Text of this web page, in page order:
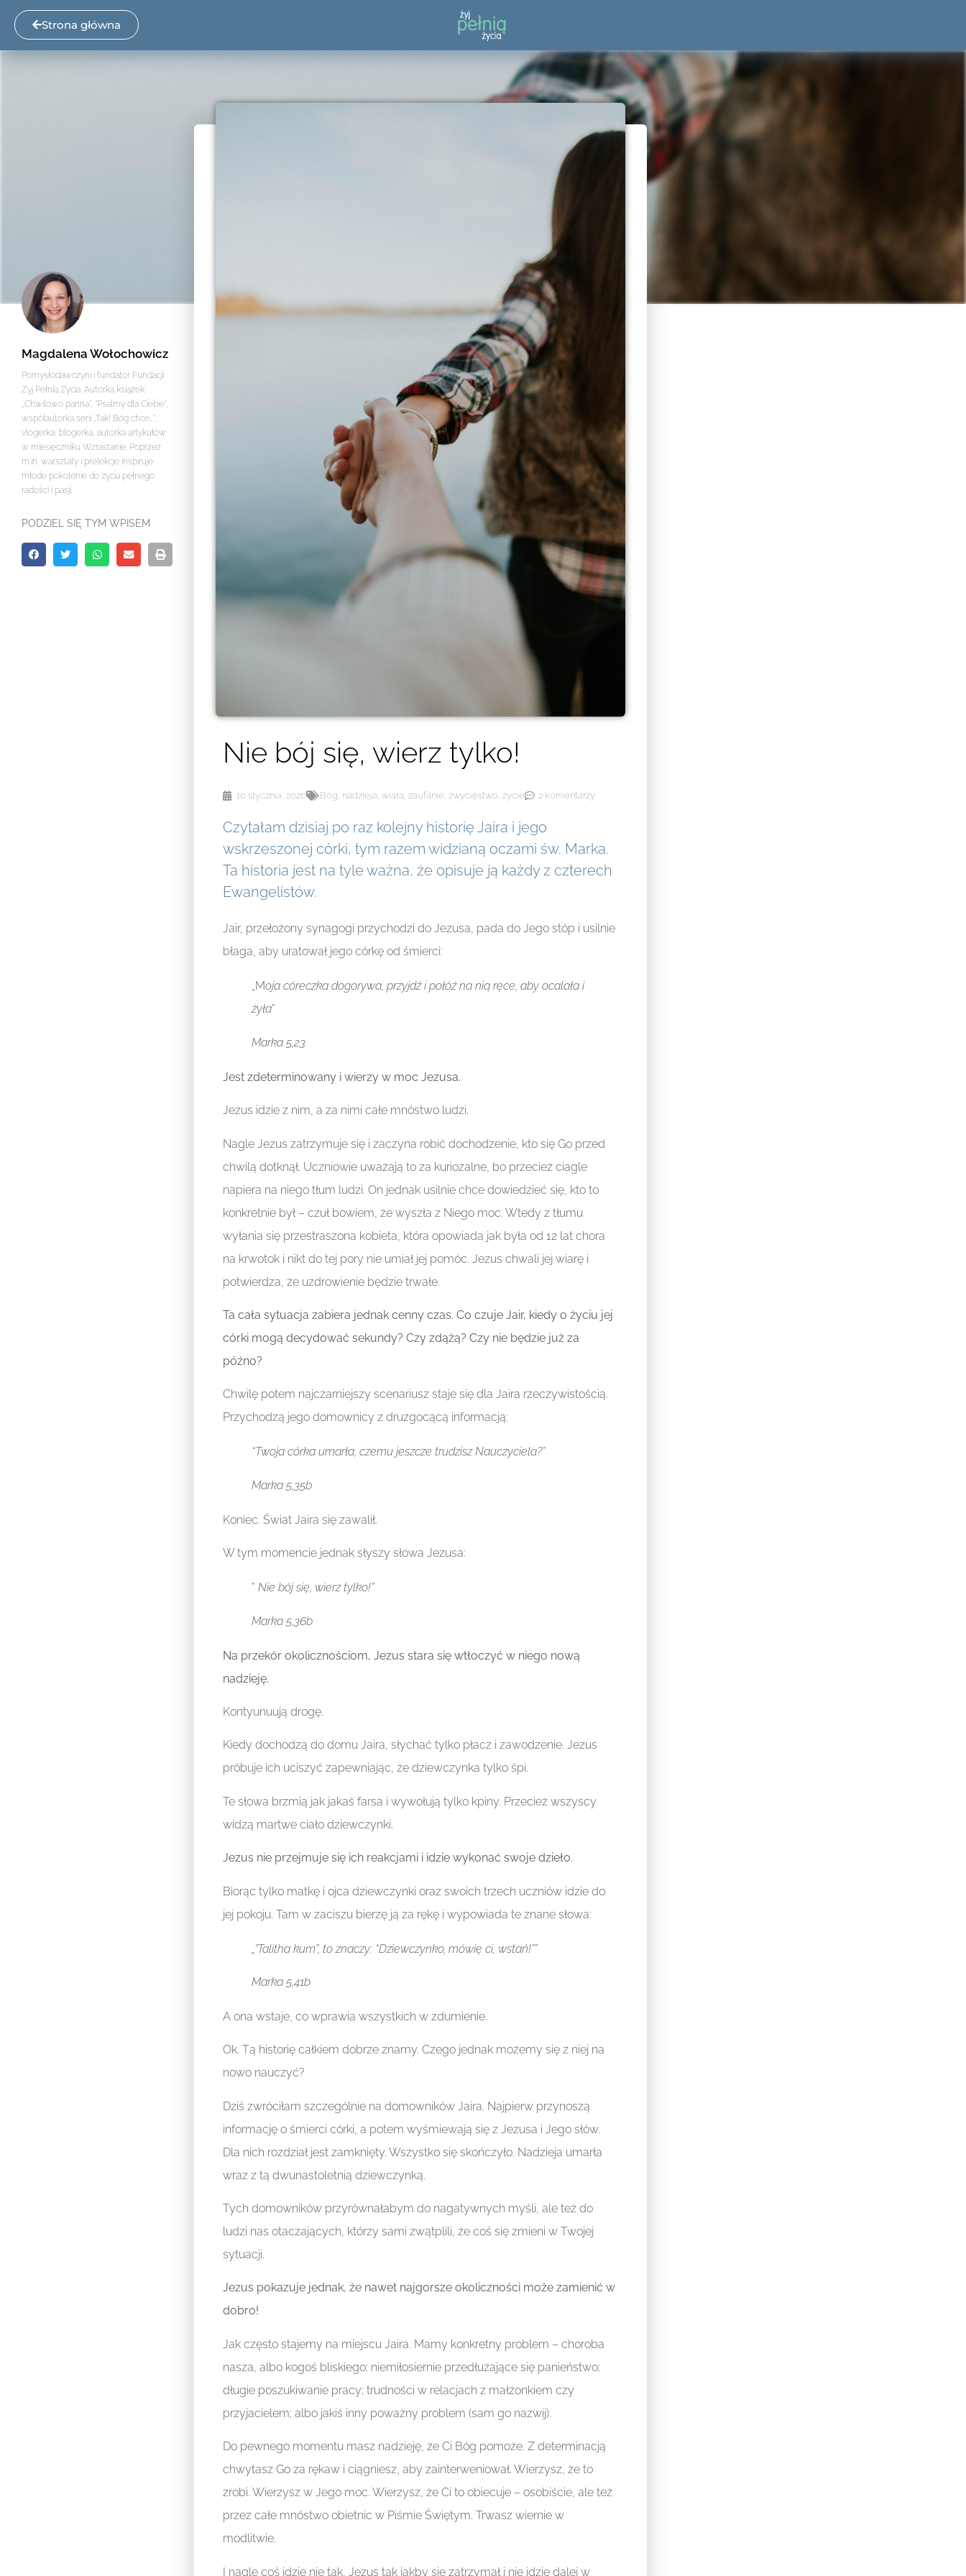
Strona główna
Magdalena Wołochowicz
Pomysłodawczyni i fundator Fundacji
Żyj Pełnią Życia. Autorka książek:
„Chwilowo panna”, “Psalmy dla Ciebie”,
współautorka serii „Tak! Bóg chce…”,
vlogerka, blogerka, autorka artykułów
w miesięczniku Wzrastanie. Poprzez
m.in. warsztaty i prelekcje inspiruje
młode pokolenie do życia pełnego
radości i pasji.
PODZIEL SIĘ TYM WPISEM
Nie bój się, wierz tylko!
10 stycznia, 2020 Bóg, nadzieja, wiara, zaufanie, zwycięstwo, życie 2 komentarzy
Czytałam dzisiaj po raz kolejny historię Jaira i jego
wskrzeszonej córki, tym razem widzianą oczami św. Marka.
Ta historia jest na tyle ważna, że opisuje ją każdy z czterech
Ewangelistów.
Jair, przełożony synagogi przychodzi do Jezusa, pada do Jego stóp i usilnie
błaga, aby uratował jego córkę od śmierci:
„Moja córeczka dogorywa, przyjdź i połóż na nią ręce, aby ocalała i
żyła”
Marka 5,23
Jest zdeterminowany i wierzy w moc Jezusa.
Jezus idzie z nim, a za nimi całe mnóstwo ludzi.
Nagle Jezus zatrzymuje się i zaczyna robić dochodzenie, kto się Go przed
chwilą dotknął. Uczniowie uważają to za kuriozalne, bo przecież ciagle
napiera na niego tłum ludzi. On jednak usilnie chce dowiedzieć się, kto to
konkretnie był – czuł bowiem, że wyszła z Niego moc. Wtedy z tłumu
wyłania się przestraszona kobieta, która opowiada jak była od 12 lat chora
na krwotok i nikt do tej pory nie umiał jej pomóc. Jezus chwali jej wiarę i
potwierdza, że uzdrowienie będzie trwałe.
Ta cała sytuacja zabiera jednak cenny czas. Co czuje Jair, kiedy o życiu jej
córki mogą decydować sekundy? Czy zdążą? Czy nie będzie już za
późno?
Chwilę potem najczarniejszy scenariusz staje się dla Jaira rzeczywistością.
Przychodzą jego domownicy z druzgocącą informacją:
“Twoja córka umarła, czemu jeszcze trudzisz Nauczyciela?”
Marka 5,35b
Koniec. Świat Jaira się zawalił.
W tym momencie jednak słyszy słowa Jezusa:
” Nie bój się, wierz tylko!”
Marka 5,36b
Na przekór okolicznościom, Jezus stara się wtłoczyć w niego nową
nadzieję.
Kontyunuują drogę.
Kiedy dochodzą do domu Jaira, słychać tylko płacz i zawodzenie. Jezus
próbuje ich uciszyć zapewniając, że dziewczynka tylko śpi.
Te słowa brzmią jak jakaś farsa i wywołują tylko kpiny. Przecież wszyscy
widzą martwe ciało dziewczynki.
Jezus nie przejmuje się ich reakcjami i idzie wykonać swoje dzieło.
Biorąc tylko matkę i ojca dziewczynki oraz swoich trzech uczniów idzie do
jej pokoju. Tam w zaciszu bierzę ją za rękę i wypowiada te znane słowa:
„”Talitha kum”, to znaczy: “Dziewczynko, mówię ci, wstań!””
Marka 5,41b
A ona wstaje, co wprawia wszystkich w zdumienie.
Ok. Tą historię całkiem dobrze znamy. Czego jednak możemy się z niej na
nowo nauczyć?
Dziś zwróciłam szczególnie na domowników Jaira. Najpierw przynoszą
informację o śmierci córki, a potem wyśmiewają się z Jezusa i Jego słów.
Dla nich rozdział jest zamknięty. Wszystko się skończyło. Nadzieja umarła
wraz z tą dwunastoletnią dziewczynką.
Tych domowników przyrównałabym do nagatywnych myśli, ale też do
ludzi nas otaczających, którzy sami zwątplili, że coś się zmieni w Twojej
sytuacji.
Jezus pokazuje jednak, że nawet najgorsze okoliczności może zamienić w
dobro!
Jak często stajemy na miejscu Jaira. Mamy konkretny problem – choroba
nasza, albo kogoś bliskiego; niemiłosiernie przedłużające się panieństwo;
długie poszukiwanie pracy; trudności w relacjach z małżonkiem czy
przyjacielem; albo jakiś inny poważny problem (sam go nazwij).
Do pewnego momentu masz nadzieję, że Ci Bóg pomoże. Z determinacją
chwytasz Go za rękaw i ciągniesz, aby zainterweniował. Wierzysz, że to
zrobi. Wierzysz w Jego moc. Wierzysz, że Ci to obiecuje – osobiście, ale też
przez całe mnóstwo obietnic w Piśmie Świętym. Trwasz wiernie w
modlitwie.
I nagle coś idzie nie tak, Jezus tak jakby się zatrzymał i nie idzie dalej w